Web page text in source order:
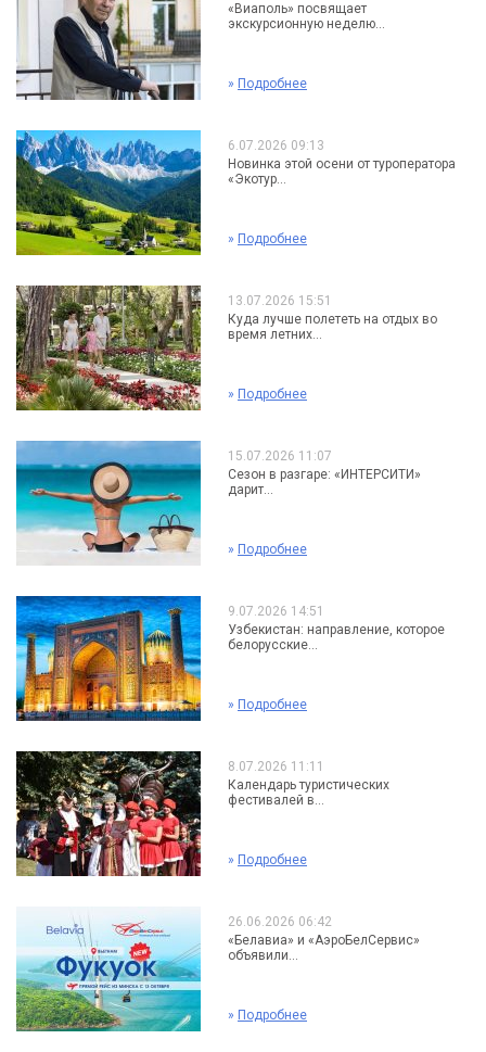
«Виаполь» посвящает
экскурсионную неделю...
» Подробнее
6.07.2026 09:13
Новинка этой осени от туроператора
«Экотур...
» Подробнее
13.07.2026 15:51
Куда лучше полететь на отдых во
время летних...
» Подробнее
15.07.2026 11:07
Сезон в разгаре: «ИНТЕРСИТИ»
дарит...
» Подробнее
9.07.2026 14:51
Узбекистан: направление, которое
белорусские...
» Подробнее
8.07.2026 11:11
Календарь туристических
фестивалей в...
» Подробнее
26.06.2026 06:42
«Белавиа» и «АэроБелСервис»
объявили...
» Подробнее